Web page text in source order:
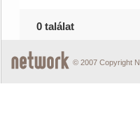
0 találat
© 2007 Copyright